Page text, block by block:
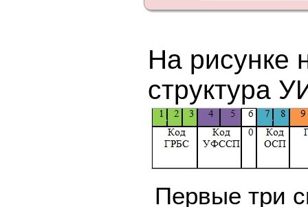
На рисунке
структура
Первые три